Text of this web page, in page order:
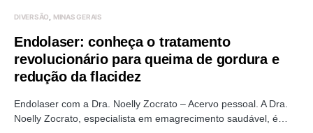
DIVERSÃO MINAS GERAIS
Endolaser: conheça o tratamento
revolucionário para queima de gordura e
redução da flacidez
Endolaser com a Dra. Noelly Zocrato – Acervo pessoal. A Dra.
Noelly Zocrato, especialista em emagrecimento saudável, é…